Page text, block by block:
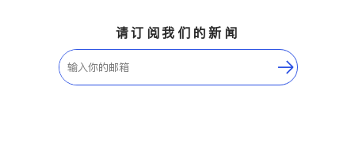
请订阅我们的新闻